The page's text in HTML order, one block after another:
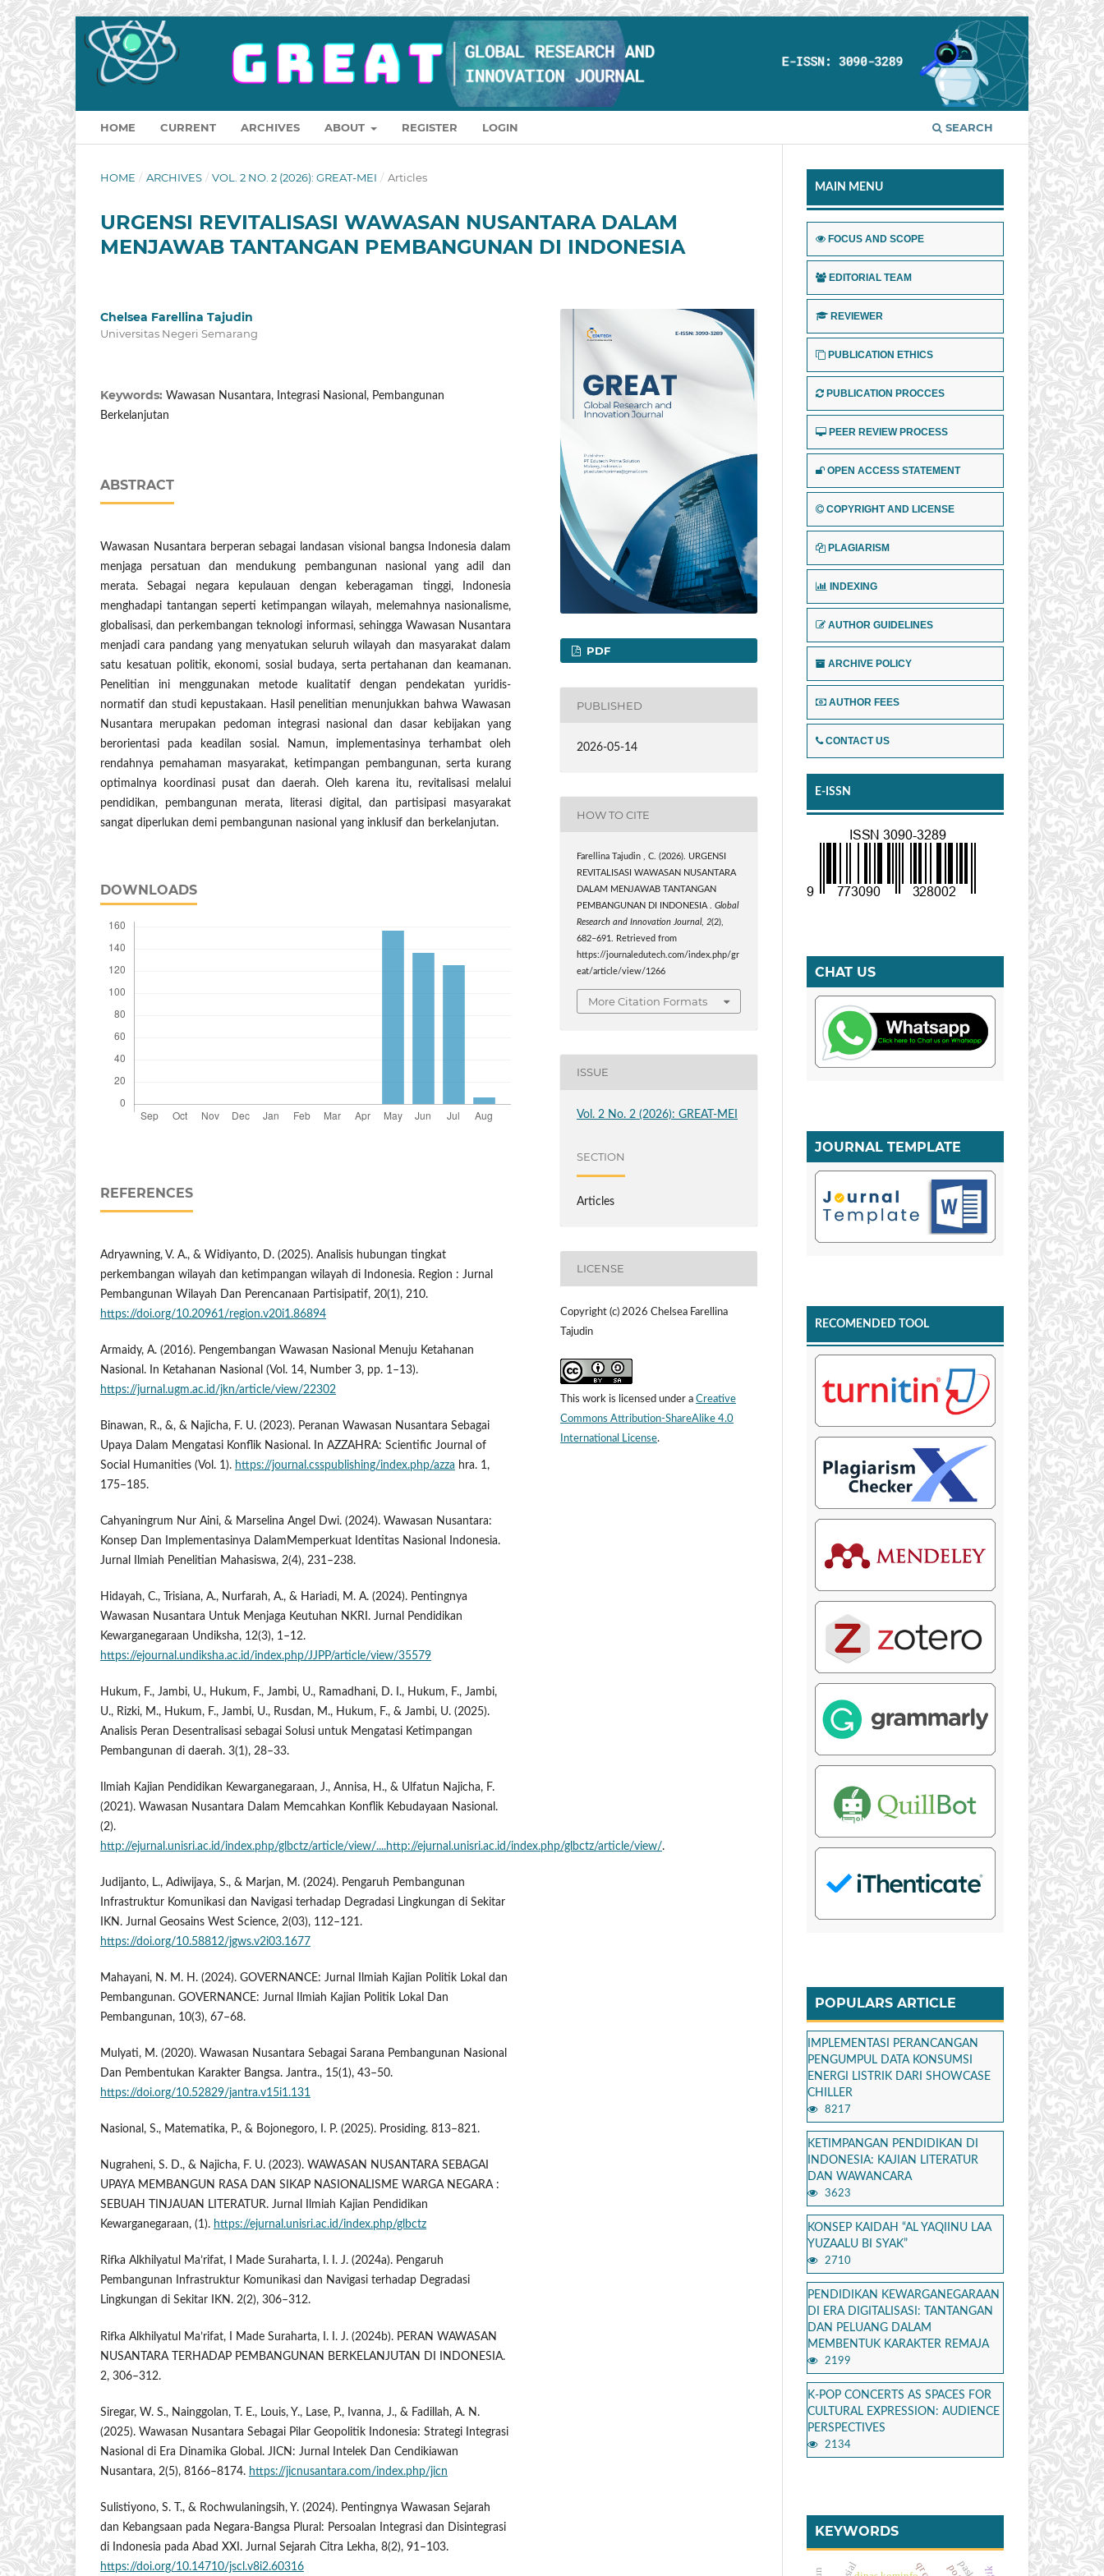
HOME CURRENT ARCHIVES ABOUT REGISTER LOGIN SEARCH
HOME / ARCHIVES / VOL. 2 NO. 2 (2026): GREAT-MEI / Articles
URGENSI REVITALISASI WAWASAN NUSANTARA DALAM
MENJAWAB TANTANGAN PEMBANGUNAN DI INDONESIA
Chelsea Farellina Tajudin
Universitas Negeri Semarang
Keywords: Wawasan Nusantara, Integrasi Nasional, Pembangunan
Berkelanjutan
ABSTRACT
Wawasan Nusantara berperan sebagai landasan visional bangsa Indonesia dalam
menjaga persatuan dan mendukung pembangunan nasional yang adil dan
merata. Sebagai negara kepulauan dengan keberagaman tinggi, Indonesia
menghadapi tantangan seperti ketimpangan wilayah, melemahnya nasionalisme,
globalisasi, dan perkembangan teknologi informasi, sehingga Wawasan Nusantara
menjadi cara pandang yang menyatukan seluruh wilayah dan masyarakat dalam
satu kesatuan politik, ekonomi, sosial budaya, serta pertahanan dan keamanan.
Penelitian ini menggunakan metode kualitatif dengan pendekatan yuridis-
normatif dan studi kepustakaan. Hasil penelitian menunjukkan bahwa Wawasan
Nusantara merupakan pedoman integrasi nasional dan dasar kebijakan yang
berorientasi pada keadilan sosial. Namun, implementasinya terhambat oleh
rendahnya pemahaman masyarakat, ketimpangan pembangunan, serta kurang
optimalnya koordinasi pusat dan daerah. Oleh karena itu, revitalisasi melalui
pendidikan, pembangunan merata, literasi digital, dan partisipasi masyarakat
sangat diperlukan demi pembangunan nasional yang inklusif dan berkelanjutan.
DOWNLOADS
REFERENCES
Adryawning, V. A., & Widiyanto, D. (2025). Analisis hubungan tingkat
perkembangan wilayah dan ketimpangan wilayah di Indonesia. Region : Jurnal
Pembangunan Wilayah Dan Perencanaan Partisipatif, 20(1), 210.
https://doi.org/10.20961/region.v20i1.86894
Armaidy, A. (2016). Pengembangan Wawasan Nasional Menuju Ketahanan
Nasional. In Ketahanan Nasional (Vol. 14, Number 3, pp. 1–13).
https://jurnal.ugm.ac.id/jkn/article/view/22302
Binawan, R., &, & Najicha, F. U. (2023). Peranan Wawasan Nusantara Sebagai
Upaya Dalam Mengatasi Konflik Nasional. In AZZAHRA: Scientific Journal of
Social Humanities (Vol. 1). https://journal.csspublishing/index.php/azza hra. 1,
175–185.
Cahyaningrum Nur Aini, & Marselina Angel Dwi. (2024). Wawasan Nusantara:
Konsep Dan Implementasinya DalamMemperkuat Identitas Nasional Indonesia.
Jurnal Ilmiah Penelitian Mahasiswa, 2(4), 231–238.
Hidayah, C., Trisiana, A., Nurfarah, A., & Hariadi, M. A. (2024). Pentingnya
Wawasan Nusantara Untuk Menjaga Keutuhan NKRI. Jurnal Pendidikan
Kewarganegaraan Undiksha, 12(3), 1–12.
https://ejournal.undiksha.ac.id/index.php/JJPP/article/view/35579
Hukum, F., Jambi, U., Hukum, F., Jambi, U., Ramadhani, D. I., Hukum, F., Jambi,
U., Rizki, M., Hukum, F., Jambi, U., Rusdan, M., Hukum, F., & Jambi, U. (2025).
Analisis Peran Desentralisasi sebagai Solusi untuk Mengatasi Ketimpangan
Pembangunan di daerah. 3(1), 28–33.
Ilmiah Kajian Pendidikan Kewarganegaraan, J., Annisa, H., & Ulfatun Najicha, F.
(2021). Wawasan Nusantara Dalam Memcahkan Konflik Kebudayaan Nasional.
(2).
http://ejurnal.unisri.ac.id/index.php/glbctz/article/view/....http://ejurnal.unisri.ac.id/index.php/glbctz/article/view/.
Judijanto, L., Adiwijaya, S., & Marjan, M. (2024). Pengaruh Pembangunan
Infrastruktur Komunikasi dan Navigasi terhadap Degradasi Lingkungan di Sekitar
IKN. Jurnal Geosains West Science, 2(03), 112–121.
https://doi.org/10.58812/jgws.v2i03.1677
Mahayani, N. M. H. (2024). GOVERNANCE: Jurnal Ilmiah Kajian Politik Lokal dan
Pembangunan. GOVERNANCE: Jurnal Ilmiah Kajian Politik Lokal Dan
Pembangunan, 10(3), 67–68.
Mulyati, M. (2020). Wawasan Nusantara Sebagai Sarana Pembangunan Nasional
Dan Pembentukan Karakter Bangsa. Jantra., 15(1), 43–50.
https://doi.org/10.52829/jantra.v15i1.131
Nasional, S., Matematika, P., & Bojonegoro, I. P. (2025). Prosiding. 813–821.
Nugraheni, S. D., & Najicha, F. U. (2023). WAWASAN NUSANTARA SEBAGAI
UPAYA MEMBANGUN RASA DAN SIKAP NASIONALISME WARGA NEGARA :
SEBUAH TINJAUAN LITERATUR. Jurnal Ilmiah Kajian Pendidikan
Kewarganegaraan, (1). https://ejurnal.unisri.ac.id/index.php/glbctz
Rifka Alkhilyatul Ma’rifat, I Made Suraharta, I. I. J. (2024a). Pengaruh
Pembangunan Infrastruktur Komunikasi dan Navigasi terhadap Degradasi
Lingkungan di Sekitar IKN. 2(2), 306–312.
Rifka Alkhilyatul Ma’rifat, I Made Suraharta, I. I. J. (2024b). PERAN WAWASAN
NUSANTARA TERHADAP PEMBANGUNAN BERKELANJUTAN DI INDONESIA.
2, 306–312.
Siregar, W. S., Nainggolan, T. E., Louis, Y., Lase, P., Ivanna, J., & Fadillah, A. N.
(2025). Wawasan Nusantara Sebagai Pilar Geopolitik Indonesia: Strategi Integrasi
Nasional di Era Dinamika Global. JICN: Jurnal Intelek Dan Cendikiawan
Nusantara, 2(5), 8166–8174. https://jicnusantara.com/index.php/jicn
Sulistiyono, S. T., & Rochwulaningsih, Y. (2024). Pentingnya Wawasan Sejarah
dan Kebangsaan pada Negara-Bangsa Plural: Persoalan Integrasi dan Disintegrasi
di Indonesia pada Abad XXI. Jurnal Sejarah Citra Lekha, 8(2), 91–103.
https://doi.org/10.14710/jscl.v8i2.60316
PDF
PUBLISHED
2026-05-14
HOW TO CITE
Farellina Tajudin , C. (2026). URGENSI
REVITALISASI WAWASAN NUSANTARA
DALAM MENJAWAB TANTANGAN
PEMBANGUNAN DI INDONESIA .Global
Research and Innovation Journal,2(2),
682–691. Retrieved from
https://journaledutech.com/index.php/gr
eat/article/view/1266
More Citation Formats
ISSUE
Vol. 2 No. 2 (2026): GREAT-MEI
SECTION
Articles
LICENSE
Copyright (c) 2026 Chelsea Farellina
Tajudin
This work is licensed under a Creative
Commons Attribution-ShareAlike 4.0
International License.
MAIN MENU
FOCUS AND SCOPE
EDITORIAL TEAM
REVIEWER
PUBLICATION ETHICS
PUBLICATION PROCCES
PEER REVIEW PROCESS
OPEN ACCESS STATEMENT
COPYRIGHT AND LICENSE
PLAGIARISM
INDEXING
AUTHOR GUIDELINES
ARCHIVE POLICY
AUTHOR FEES
CONTACT US
E-ISSN
CHAT US
JOURNAL TEMPLATE
RECOMENDED TOOL
POPULARS ARTICLE
IMPLEMENTASI PERANCANGAN
PENGUMPUL DATA KONSUMSI
ENERGI LISTRIK DARI SHOWCASE
CHILLER
8217
KETIMPANGAN PENDIDIKAN DI
INDONESIA: KAJIAN LITERATUR
DAN WAWANCARA
3623
KONSEP KAIDAH “AL YAQIINU LAA
YUZAALU BI SYAK”
2710
PENDIDIKAN KEWARGANEGARAAN
DI ERA DIGITALISASI: TANTANGAN
DAN PELUANG DALAM
MEMBENTUK KARAKTER REMAJA
2199
K-POP CONCERTS AS SPACES FOR
CULTURAL EXPRESSION: AUDIENCE
PERSPECTIVES
2134
KEYWORDS